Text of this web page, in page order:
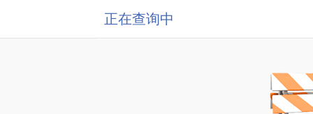
正在查询中